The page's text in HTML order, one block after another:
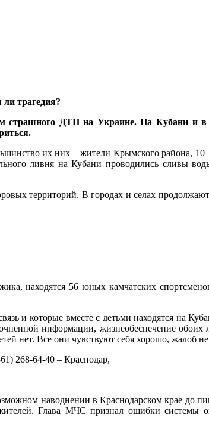
трагедия?
страшного ДТП на Украине. На Кубани и
их них – жители Крымского района, 10
ливня на Кубани проводились сливы
территорий. В городах и селах
находятся 56 юных камчатских
и которые вместе с детьми находятся на
информации, жизнеобеспечение обоих
нет. Все они чувствуют себя хорошо, жалоб
268-64-40 – Краснодар,
наводнении в Краснодарском крае до
Глава МЧС признал ошибки системы